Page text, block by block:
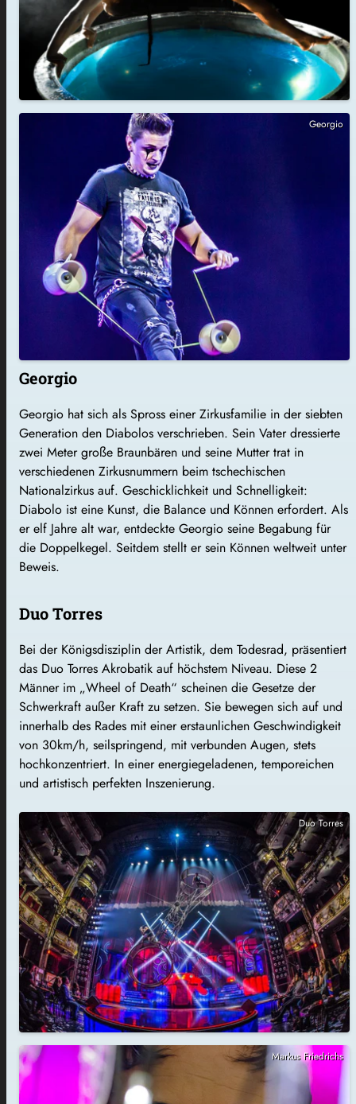
Georgio
Georgio
Georgio hat sich als Spross einer Zirkusfamilie in der siebten
Generation den Diabolos verschrieben. Sein Vater dressierte
zwei Meter große Braunbären und seine Mutter trat in
verschiedenen Zirkusnummern beim tschechischen
Nationalzirkus auf. Geschicklichkeit und Schnelligkeit:
Diabolo ist eine Kunst, die Balance und Können erfordert. Als
er elf Jahre alt war, entdeckte Georgio seine Begabung für
die Doppelkegel. Seitdem stellt er sein Können weltweit unter
Beweis.
Duo Torres
Bei der Königsdisziplin der Artistik, dem Todesrad, präsentiert
das Duo Torres Akrobatik auf höchstem Niveau. Diese 2
Männer im „Wheel of Death“ scheinen die Gesetze der
Schwerkraft außer Kraft zu setzen. Sie bewegen sich auf und
innerhalb des Rades mit einer erstaunlichen Geschwindigkeit
von 30km/h, seilspringend, mit verbunden Augen, stets
hochkonzentriert. In einer energiegeladenen, temporeichen
und artistisch perfekten Inszenierung.
Duo Torres
Markus Friedrichs